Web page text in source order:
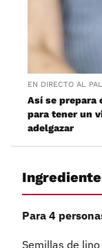
EN DIRECTO AL
Así se prepara
para tener un
adelgazar
Para 4
Semillas de